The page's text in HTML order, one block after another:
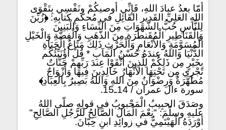
أمّا بعدُ عبادَ اللهِ، فَإِنِّي أوصيكُمْ ونَفْسِي بِتَقْوَى
اللهِ العَلِيِّ القَدِيرِ القَائِلِ في مُحكمِ كتابِهِ:﴿زُيِّنَ
لِلنَّاسِ حُبُّ الشَّهَوَاتِ مِنَ النِّسَاءِ وَالْبَنِينَ
وَالْقَنَاطِيرِ الْمُقَنطَرَةِ مِنَ الذَّهَبِ وَالْفِضَّةِ وَالْخَيْلِ
الْمُسَوَّمَةِ وَالأَنْعَامِ وَالْحَرْثِ ذَلِكَ مَتَاعُ الْحَيَاةِ
الدُّنْيَا وَاللهُ عِندَهُ حُسْنُ الْمَآبِ * قُلْ أَؤُنَبِّئُكُم
بِخَيْرٍ مِن ذَلِكُمْ لِلَّذِينَ اتَّقَوْا عِندَ رَبِّهِمْ جَنَّاتٌ
تَجْرِي مِن تَحْتِهَا الأَنْهَارُ خَالِدِينَ فِيهَا وَأَزْوَاجٌ
مُطَهَّرَةٌ وَرِضْوَانٌ مِنَ اللهِ وَاللهُ بَصِيرٌ بِالْعِبَادِ﴾
سورة ءال عمران / 14ـ15.
وصَدَقَ الحبِيبُ الْمَحْبوبُ في قولِهِ صلّى اللهُ
عليهِ وسلّمَ: "نِعْمَ الْمَالُ الصَّالِحُ للرَّجُلِ الصَّالِحِ"
أوْرَدَهُ الْهَيْتَمِيُّ في زوائِدِ ابنِ حِبّانَ.